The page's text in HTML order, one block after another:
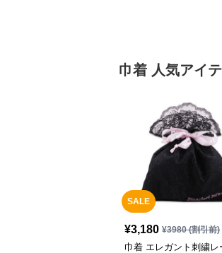
巾着 人気アイ
SALE
¥3,180 ¥3980(割引前)
巾着 エレガント刺繍レ